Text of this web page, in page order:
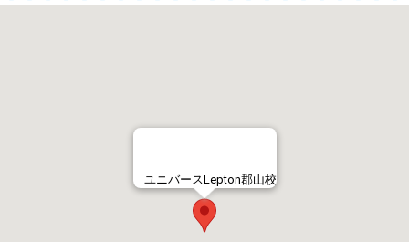
ユニバースLepton郡山校